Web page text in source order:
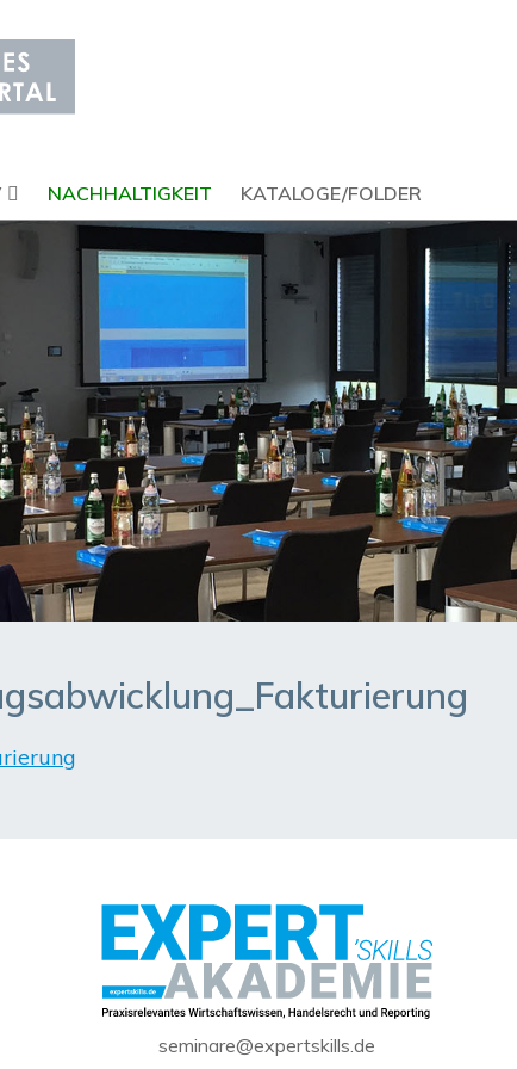
NACHHALTIGKEIT KATALOGE/FOLDER
seminare@expertskills.de